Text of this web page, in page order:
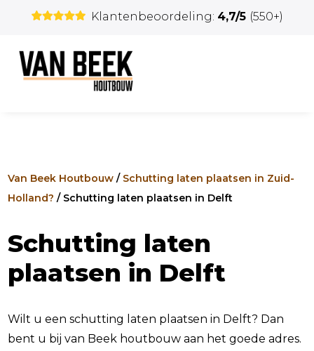
Klantenbeoordeling: 4,7/5 (550+)
Van Beek Houtbouw / Schutting laten plaatsen in Zuid-
Holland? / Schutting laten plaatsen in Delft
Schutting laten
plaatsen in Delft
Wilt u een schutting laten plaatsen in Delft? Dan
bent u bij van Beek houtbouw aan het goede adres.